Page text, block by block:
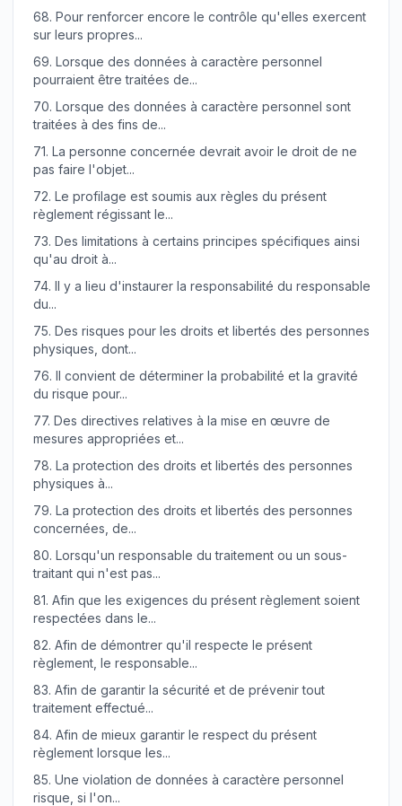
68. Pour renforcer encore le contrôle qu'elles exercent
sur leurs propres...
69. Lorsque des données à caractère personnel
pourraient être traitées de...
70. Lorsque des données à caractère personnel sont
traitées à des fins de...
71. La personne concernée devrait avoir le droit de ne
pas faire l'objet...
72. Le profilage est soumis aux règles du présent
règlement régissant le...
73. Des limitations à certains principes spécifiques ainsi
qu'au droit à...
74. Il y a lieu d'instaurer la responsabilité du responsable
du...
75. Des risques pour les droits et libertés des personnes
physiques, dont...
76. Il convient de déterminer la probabilité et la gravité
du risque pour...
77. Des directives relatives à la mise en œuvre de
mesures appropriées et...
78. La protection des droits et libertés des personnes
physiques à...
79. La protection des droits et libertés des personnes
concernées, de...
80. Lorsqu'un responsable du traitement ou un sous-
traitant qui n'est pas...
81. Afin que les exigences du présent règlement soient
respectées dans le...
82. Afin de démontrer qu'il respecte le présent
règlement, le responsable...
83. Afin de garantir la sécurité et de prévenir tout
traitement effectué...
84. Afin de mieux garantir le respect du présent
règlement lorsque les...
85. Une violation de données à caractère personnel
risque, si l'on...